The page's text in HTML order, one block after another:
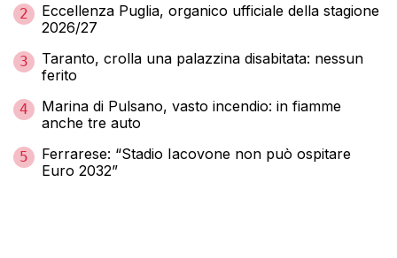
2
Eccellenza Puglia, organico ufficiale della stagione
2026/27
3
Taranto, crolla una palazzina disabitata: nessun
ferito
4
Marina di Pulsano, vasto incendio: in fiamme
anche tre auto
5
Ferrarese: “Stadio Iacovone non può ospitare
Euro 2032”